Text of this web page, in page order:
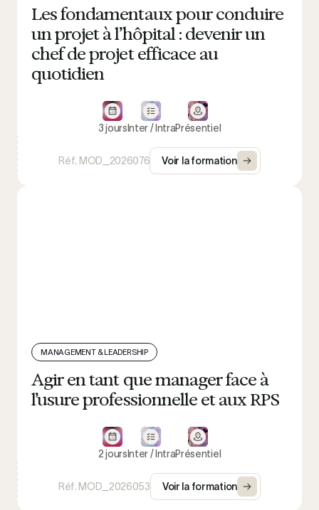
Les fondamentaux pour conduire
un projet à l’hôpital : devenir un
chef de projet efficace au
quotidien
3 joursInter / IntraPrésentiel
Voir la formation
Réf. MOD_2026076
MANAGEMENT & LEADERSHIP
Agir en tant que manager face à
l’usure professionnelle et aux RPS
2 joursInter / IntraPrésentiel
Voir la formation
Réf. MOD_2026053